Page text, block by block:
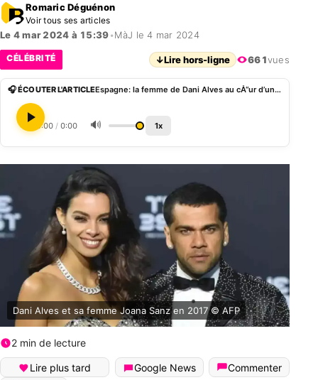
Romaric Déguénon
Voir tous ses articles
Le 4 mar 2024 à 15:39•MàJ le 4 mar 2024
CÉLÉBRITÉ ↓Lire hors-ligne 661vues
🎧 ÉCOUTER L'ARTICLE Espagne: la femme de Dani Alves au cÅ“ur d’une polémique
0:00 / 0:00 🔊 1x
Dani Alves et sa femme Joana Sanz en 2017 © AFP
2 min de lecture
Lire plus tard Google News
Commenter